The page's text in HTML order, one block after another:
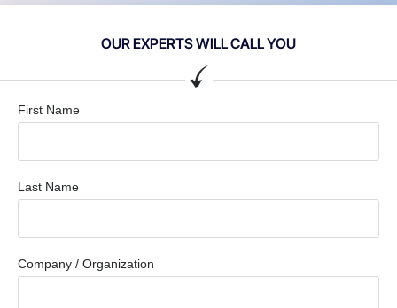
OUR EXPERTS WILL CALL YOU
First Name
Last Name
Company / Organization